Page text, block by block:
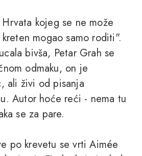
kojeg se ne može
mogao samo roditi".
bivša, Petar Grah se
odmaku, on je
ali živi od pisanja
Autor hoće reći - nema tu
se za pare.
po krevetu se vrti Aimée